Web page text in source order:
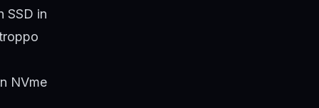
SSD in
NVme